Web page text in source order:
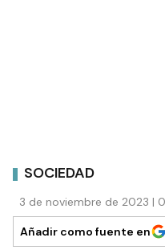
SOCIEDAD
3 de noviembre de 2023 |
Añadir como fuente en